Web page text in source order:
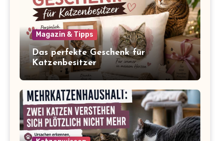
Magazin & Tipps
Das perfekte Geschenk für
Katzenbesitzer